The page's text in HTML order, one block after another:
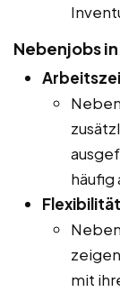
Nebenjobs
häufig
Flexibilität
mit